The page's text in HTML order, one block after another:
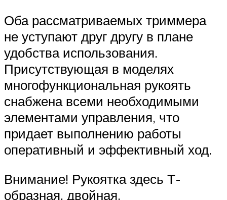
Оба рассматриваемых триммера
не уступают друг другу в плане
удобства использования.
Присутствующая в моделях
многофункциональная рукоять
снабжена всеми необходимыми
элементами управления, что
придает выполнению работы
оперативный и эффективный ход.
Внимание! Рукоятка здесь Т-
образная, двойная,